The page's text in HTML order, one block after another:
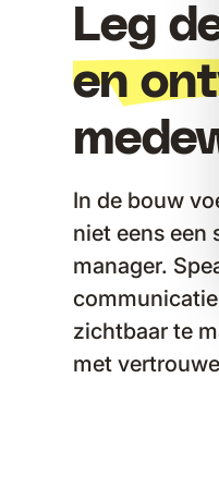
Leg
en
In de bouw
niet eens een
manager.
zichtbaar te
met